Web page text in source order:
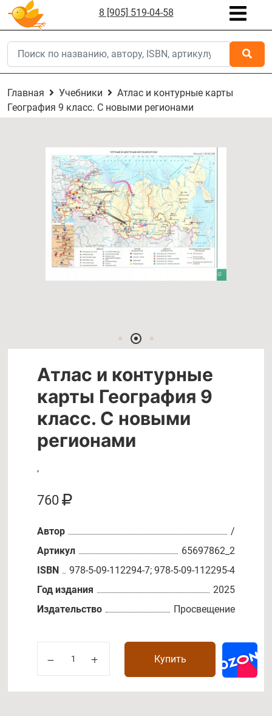
8 [905] 519-04-58
Главная Учебники
Атлас и контурные карты
География 9 класс. С новыми регионами
Атлас и контурные
карты География 9
класс. С новыми
регионами
,
760
Автор
/
Артикул
65697862_2
ISBN
978-5-09-112294-7; 978-5-09-112295-4
Год издания
2025
Издательство
Просвещение
Купить